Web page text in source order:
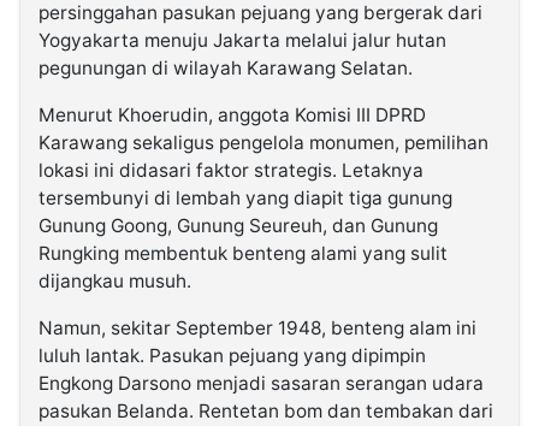
persinggahan pasukan pejuang yang bergerak dari
Yogyakarta menuju Jakarta melalui jalur hutan
pegunungan di wilayah Karawang Selatan.
Menurut Khoerudin, anggota Komisi III DPRD
Karawang sekaligus pengelola monumen, pemilihan
lokasi ini didasari faktor strategis. Letaknya
tersembunyi di lembah yang diapit tiga gunung
Gunung Goong, Gunung Seureuh, dan Gunung
Rungking membentuk benteng alami yang sulit
dijangkau musuh.
Namun, sekitar September 1948, benteng alam ini
luluh lantak. Pasukan pejuang yang dipimpin
Engkong Darsono menjadi sasaran serangan udara
pasukan Belanda. Rentetan bom dan tembakan dari